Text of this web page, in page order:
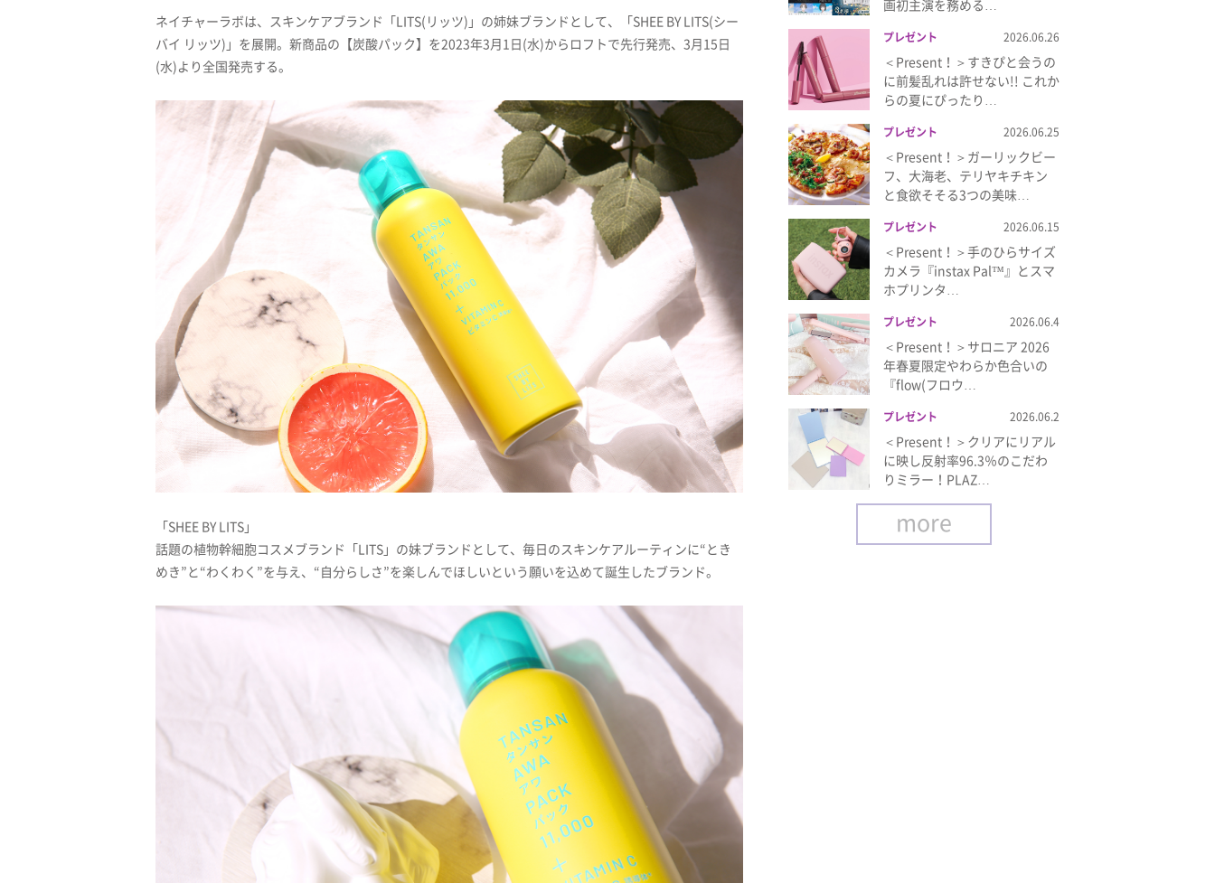
ネイチャーラボは、スキンケアブランド「LITS(リッツ)」の姉妹ブランドとして、「SHEE BY LITS(シー
バイ リッツ)」を展開。新商品の【炭酸パック】を2023年3月1日(水)からロフトで先行発売、3月15日
(水)より全国発売する。
「SHEE BY LITS」
話題の植物幹細胞コスメブランド「LITS」の妹ブランドとして、毎日のスキンケアルーティンに“とき
めき”と“わくわく”を与え、“自分らしさ”を楽しんでほしいという願いを込めて誕生したブランド。
画初主演を務める…
プレゼント 2026.06.26
＜Present！＞すきぴと会うの
に前髪乱れは許せない!! これか
らの夏にぴったり…
プレゼント 2026.06.25
＜Present！＞ガーリックビー
フ、大海老、テリヤキチキン
と食欲そそる3つの美味…
プレゼント 2026.06.15
＜Present！＞手のひらサイズ
カメラ『instax Pal™』とスマ
ホプリンタ…
プレゼント 2026.06.4
＜Present！＞サロニア 2026
年春夏限定やわらか色合いの
『flow(フロウ…
プレゼント 2026.06.2
＜Present！＞クリアにリアル
に映し反射率96.3％のこだわ
りミラー！PLAZ…
more